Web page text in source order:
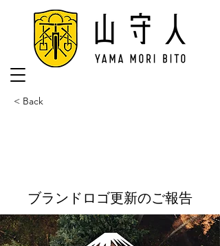
< Back
ブランドロゴ更新のご報告